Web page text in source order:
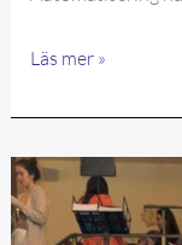
Trygg
Läs mer »